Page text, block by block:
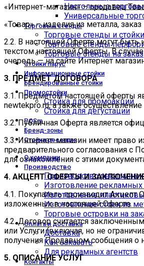
Настольные
Универсальные
Торговые стенды
Торговые стенды и стойки
Торговые стенды
Торговые стенды на заказ
Стойки парус
Информационные стойки
Брендированные стойки
Промостойки
Стойка для промоакций
Стойка для дегустации
POSm
Бренд-зоны
Стойки ресепшн
О компании
Производство
Производство рекламных
Изготовление рекламных
Изготовление
Изготовление стоек из
Торговые островки на
Оплата и доставка
Доставка
Как заказать
Для рекламных агентств
Контакты
«Интернет-магазин» – продавец
«Товар» – изделия из металла,
2.2. В настоящей Оферте могут быть
текстом настоящей Оферты. В
очередь — на сайте Интернет
3. ПРЕДМЕТ ДОГОВОРА
3.1. Предметом настоящей оферты
newtekpro.ru, а также
3.2. Публичная Оферта является
3.3. Интернет-магазин имеет право
предварительного согласования с
для ознакомления с этими
4. АКЦЕПТ ОФЕРТЫ И
4.1. Покупатель производит Акцепт
изложенных в настоящей Оферте.
4.2. Договор считается
или Услуги (включая, но не
получения Продавцом сообщения о
5. ОПИСАНИЕ УСЛУГ